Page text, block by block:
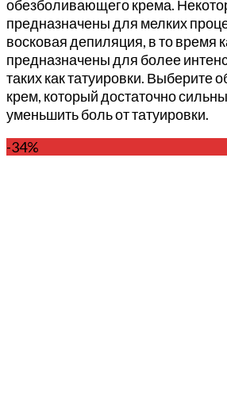
обезболивающего крема.
предназначены для мелких
восковая депиляция, в то время
предназначены для более
таких как татуировки. Выберите
крем, который достаточно
уменьшить боль от татуировки.
-34%